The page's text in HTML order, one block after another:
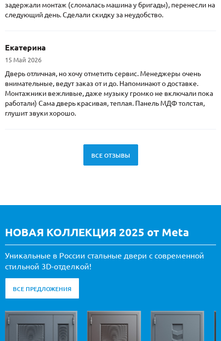
задержали монтаж (сломалась машина у бригады), перенесли на
следующий день. Сделали скидку за неудобство.
Екатерина
15 Май 2026
Дверь отличная, но хочу отметить сервис. Менеджеры очень
внимательные, ведут заказ от и до. Напоминают о доставке.
Монтажники вежливые, даже музыку громко не включали пока
работали) Сама дверь красивая, теплая. Панель МДФ толстая,
глушит звуки хорошо.
ВСЕ ОТЗЫВЫ
НОВАЯ КОЛЛЕКЦИЯ 2025 от Meta
Уникальные в России стальные двери с современной
стильной 3D-отделкой!
ВСЕ ПРЕДЛОЖЕНИЯ